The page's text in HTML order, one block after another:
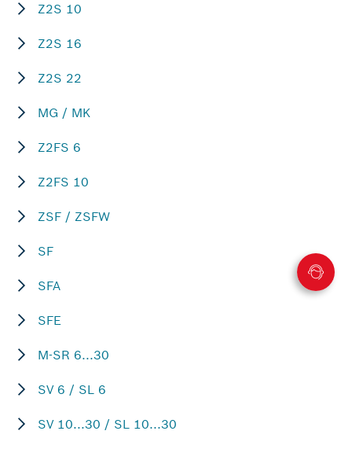
Z2S 10
Z2S 16
Z2S 22
MG / MK
Z2FS 6
Z2FS 10
ZSF / ZSFW
SF
SFA
SFE
M-SR 6...30
SV 6 / SL 6
SV 10...30 / SL 10...30